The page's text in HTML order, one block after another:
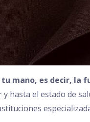
mano, es decir, la
hasta el estado de